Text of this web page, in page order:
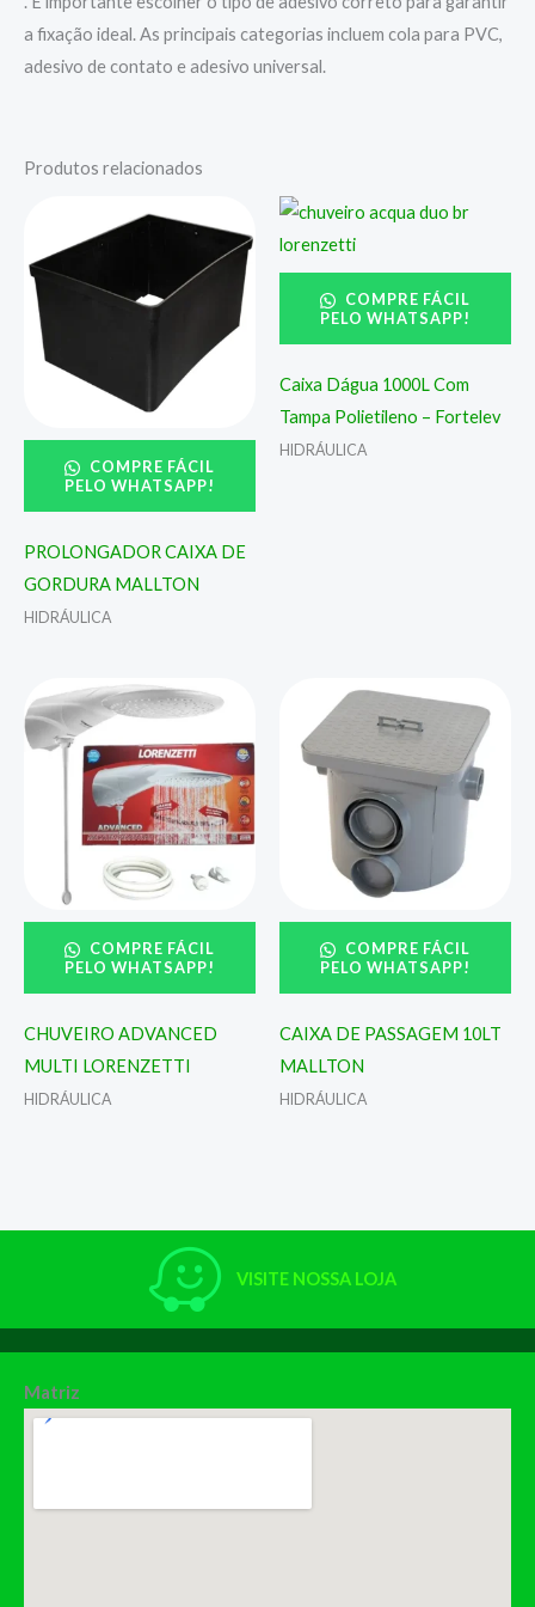
a fixação ideal. As principais categorias incluem cola para PVC,
adesivo de contato e adesivo universal.
Produtos relacionados
COMPRE FÁCIL
PELO WHATSAPP!
PROLONGADOR CAIXA DE
GORDURA MALLTON
HIDRÁULICA
COMPRE FÁCIL
PELO WHATSAPP!
Caixa Dágua 1000L Com
Tampa Polietileno – Fortelev
HIDRÁULICA
COMPRE FÁCIL
PELO WHATSAPP!
CHUVEIRO ADVANCED
MULTI LORENZETTI
HIDRÁULICA
COMPRE FÁCIL
PELO WHATSAPP!
CAIXA DE PASSAGEM 10LT
MALLTON
HIDRÁULICA
VISITE NOSSA LOJA
Matriz